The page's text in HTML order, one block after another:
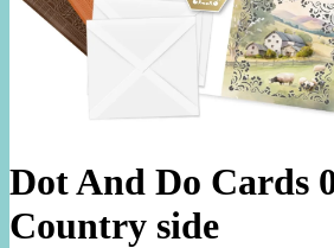
Dot And Do Cards
Country side